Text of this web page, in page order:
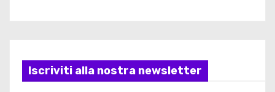
Iscriviti alla nostra newsletter